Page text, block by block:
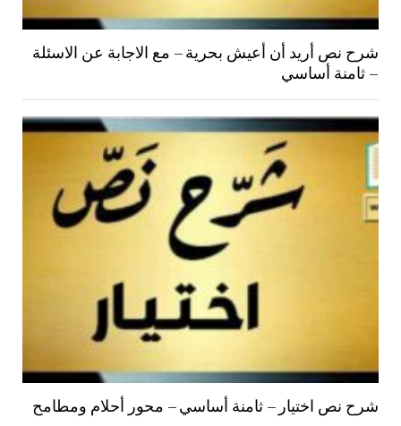
شرح نص أريد أن أعيش بحرية – مع الاجابة عن الاسئلة
– ثامنة أساسي
شرح نص اختيار – ثامنة أساسي – محور أحلام ومطامح